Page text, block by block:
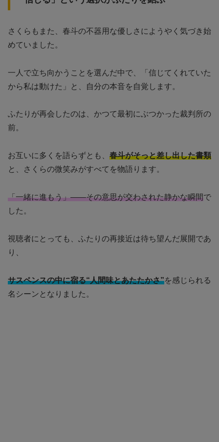
さくらもまた、春斗の不器用な優しさにようやく気づき始
めていました。
一人で立ち向かうことを選んだ中で、「信じてくれていた
から私は動けた」と、自分の本音を自覚します。
ふたりが再会したのは、かつて最初にぶつかった裁判所の
前。
お互いに多くを語らずとも、 春斗がそっと差し出した書類
と、さくらの微笑みがすべてを物語ります。
「一緒に進もう」――その意思が交わされた静かな瞬間で
した。
視聴者にとっても、ふたりの再接近は待ち望んだ展開であ
り、
サスペンスの中に宿る“人間味とあたたかさ”を感じられる
名シーンとなりました。